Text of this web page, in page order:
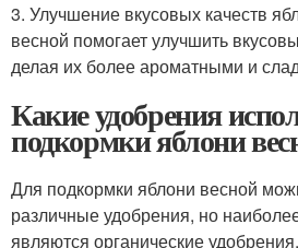
3. Улучшение вкусовых качеств
весной помогает улучшить
делая их более ароматными и
Какие удобрения
подкормки яблони
Для подкормки яблони весной
различные удобрения, но
являются органические удобрения.